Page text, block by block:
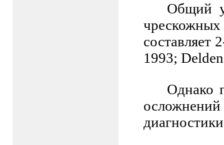
Общий
1993; Delden
Однако